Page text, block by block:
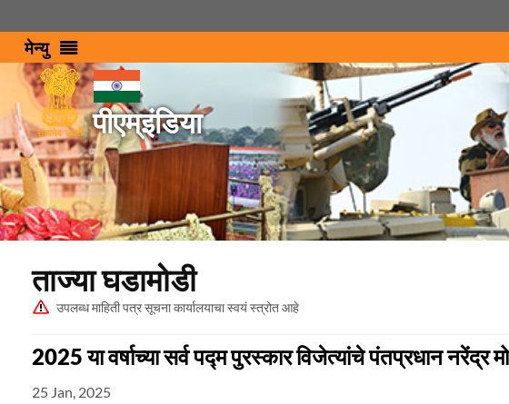
मेन्‍यु
पीएम्इंडिया
ताज्या घडामोडी
उपलब्ध माहिती पत्र सूचना कार्यालयाचा स्वयं स्त्रोत आहे
2025 या वर्षाच्या सर्व पद्म पुरस्कार विजेत्यांचे पंतप्रधान नरेंद्र
25 Jan, 2025